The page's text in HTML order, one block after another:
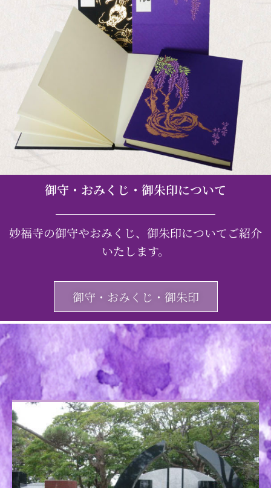
御守・おみくじ・御朱印について
妙福寺の御守やおみくじ、御朱印についてご紹介
いたします。
御守・おみくじ・御朱印